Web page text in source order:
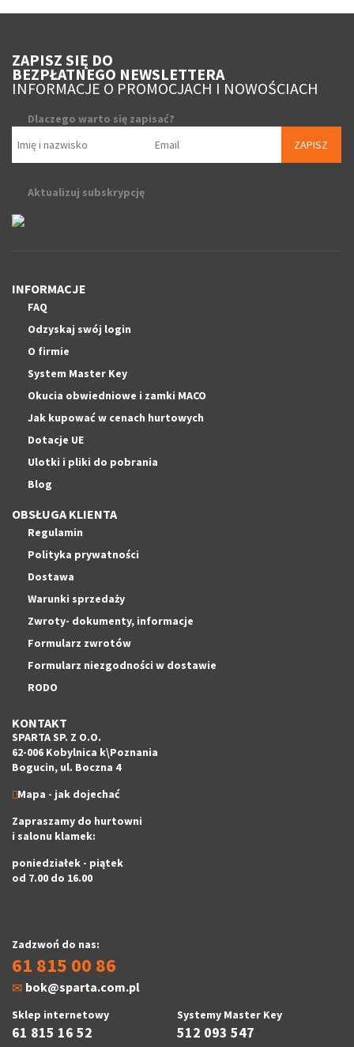
ZAPISZ SIĘ DO
BEZPŁATNEGO NEWSLETTERA
INFORMACJE O PROMOCJACH I NOWOŚCIACH
Dlaczego warto się zapisać?
ZAPISZ
Aktualizuj subskrypcję
INFORMACJE
FAQ
Odzyskaj swój login
O firmie
System Master Key
Okucia obwiedniowe i zamki MACO
Jak kupować w cenach hurtowych
Dotacje UE
Ulotki i pliki do pobrania
Blog
OBSŁUGA KLIENTA
Regulamin
Polityka prywatności
Dostawa
Warunki sprzedaży
Zwroty- dokumenty, informacje
Formularz zwrotów
Formularz niezgodności w dostawie
RODO
KONTAKT
SPARTA SP. Z O.O.
62-006 Kobylnica k\Poznania
Bogucin, ul. Boczna 4
Mapa - jak dojechać
Zapraszamy do hurtowni
i salonu klamek:
poniedziałek - piątek
od 7.00 do 16.00
Zadzwoń do nas:
61 815 00 86
bok@sparta.com.pl
Sklep internetowy
61 815 16 52
Systemy Master Key
512 093 547